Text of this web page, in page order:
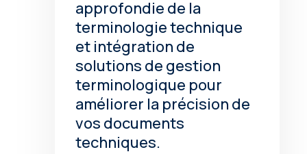
approfondie de la
terminologie technique
et intégration de
solutions de gestion
terminologique pour
améliorer la précision de
vos documents
techniques.